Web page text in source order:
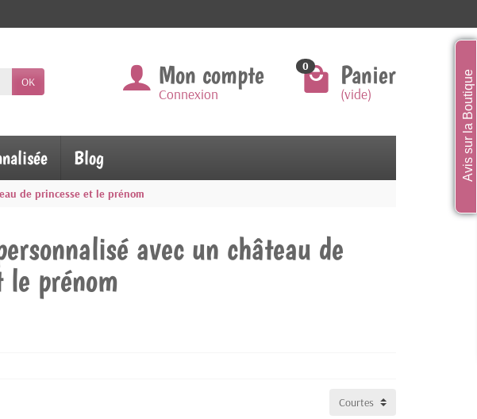
OK Mon compte
Connexion
0 Panier
(vide)
Blog
de princesse et le prénom
avec un château de
le prénom
Avis sur la Boutique